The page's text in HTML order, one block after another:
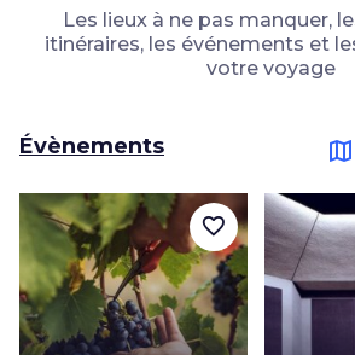
Les lieux à ne pas manquer,
itinéraires, les événements et
votre voyage
Évènements map
favorite_border